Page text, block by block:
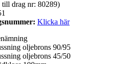
drag nr: 80289)
Klicka här
oljebrons 90/95
oljebrons 45/50